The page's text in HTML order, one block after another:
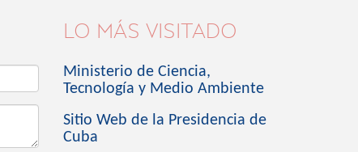
LO MÁS VISITADO
Ministerio de Ciencia,
Tecnología y Medio Ambiente
Sitio Web de la Presidencia de
Cuba